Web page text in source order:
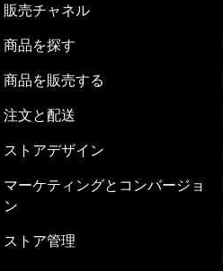
販売チャネル
商品を探す
商品を販売する
注文と配送
ストアデザイン
マーケティングとコンバージョ
ン
ストア管理